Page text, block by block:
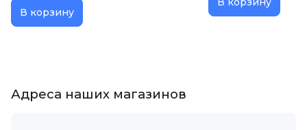
В корзину
Адреса наших магазинов